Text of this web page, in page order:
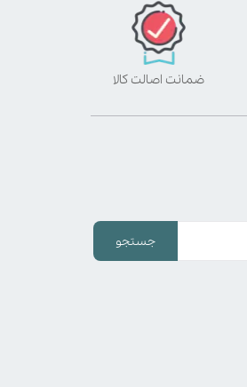
ضمانت اصالت کالا
جستجو